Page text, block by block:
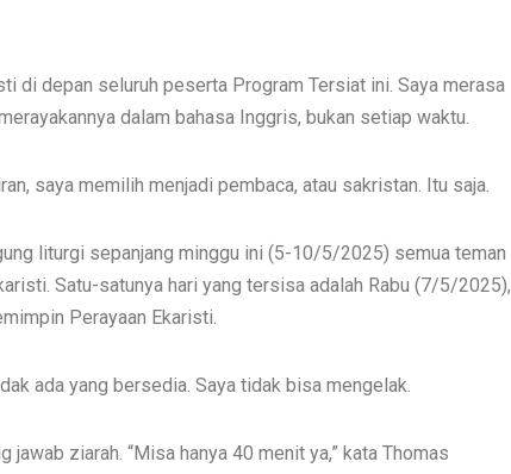
di depan seluruh peserta Program Tersiat ini. Saya merasa
dalam bahasa Inggris, bukan setiap waktu.
saya memilih menjadi pembaca, atau sakristan. Itu saja.
liturgi sepanjang minggu ini (5-10/5/2025) semua teman
Satu-satunya hari yang tersisa adalah Rabu (7/5/2025),
Perayaan Ekaristi.
ada yang bersedia. Saya tidak bisa mengelak.
ziarah. “Misa hanya 40 menit ya,” kata Thomas